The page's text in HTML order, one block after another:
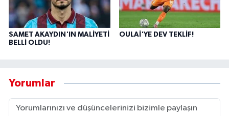
SAMET AKAYDIN'IN MALİYETİ
BELLİ OLDU!
OULAİ'YE DEV TEKLİF!
Yorumlar